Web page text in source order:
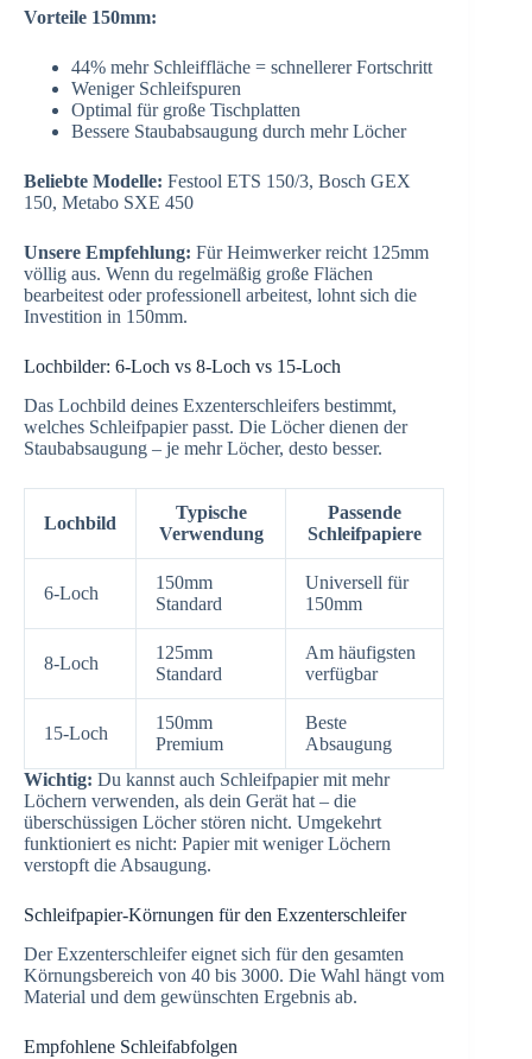
Vorteile 150mm:
44% mehr Schleiffläche = schnellerer Fortschritt
Weniger Schleifspuren
Optimal für große Tischplatten
Bessere Staubabsaugung durch mehr Löcher
Beliebte Modelle: Festool ETS 150/3, Bosch GEX
150, Metabo SXE 450
Unsere Empfehlung: Für Heimwerker reicht 125mm
völlig aus. Wenn du regelmäßig große Flächen
bearbeitest oder professionell arbeitest, lohnt sich die
Investition in 150mm.
Lochbilder: 6-Loch vs 8-Loch vs 15-Loch
Das Lochbild deines Exzenterschleifers bestimmt,
welches Schleifpapier passt. Die Löcher dienen der
Staubabsaugung – je mehr Löcher, desto besser.
Lochbild
Typische
Verwendung
Passende
Schleifpapiere
6-Loch
150mm
Standard
Universell für
150mm
8-Loch
125mm
Standard
Am häufigsten
verfügbar
15-Loch
150mm
Premium
Beste
Absaugung
Wichtig: Du kannst auch Schleifpapier mit mehr
Löchern verwenden, als dein Gerät hat – die
überschüssigen Löcher stören nicht. Umgekehrt
funktioniert es nicht: Papier mit weniger Löchern
verstopft die Absaugung.
Schleifpapier-Körnungen für den Exzenterschleifer
Der Exzenterschleifer eignet sich für den gesamten
Körnungsbereich von 40 bis 3000. Die Wahl hängt vom
Material und dem gewünschten Ergebnis ab.
Empfohlene Schleifabfolgen